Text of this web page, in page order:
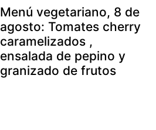
Menú vegetariano, 8 de
agosto: Tomates cherry
caramelizados ,
ensalada de pepino y
granizado de frutos